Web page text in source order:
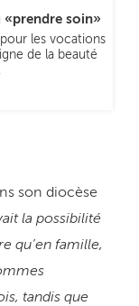
«prendre soin»
les vocations
de la beauté
son diocèse
la possibilité
qu’en famille,
tandis que